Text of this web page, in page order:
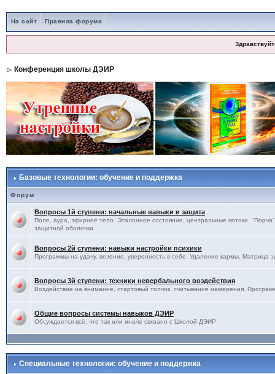
На сайт Правила форума
Конференция школы ДЭИР
Базовые технологии: обучение и поддержка
Форум
Вопросы 1й ступени: начальные навыки и защита
Поле, аура, эфирное тело. Эталонное состояние, центральные потоки.
защитной оболочки.
Вопросы 2й ступени: навыки настройки психики
Программы на удачу, везение, уверенность в себе. Удаление кармы. Матрица
Вопросы 3й ступени: техники невербального воздействия
Воздействие на внимание, стартовый толчок, считывание намерения.
Общие вопросы системы навыков ДЭИР
Обсуждается всё, что так или иначе связано с Школой ДЭИР
Специальные технологии: обучение и поддержка